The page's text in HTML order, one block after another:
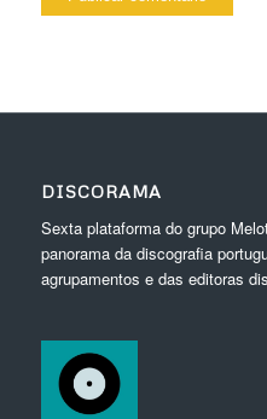
DISCORAMA
Sexta plataforma do grupo
panorama da discografia
agrupamentos e das editoras